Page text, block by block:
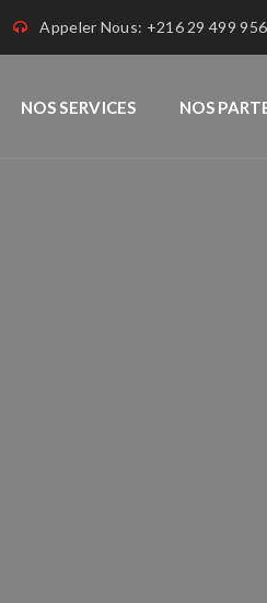
Appeler Nous: +216 29 499 956
NOS SERVICES NOS